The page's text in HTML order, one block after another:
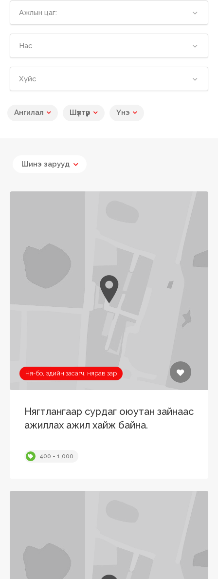
Ажлын цаг:
Нас
Хүйс
Ангилал Шүүлтүүр Үнэ
Шинэ зарууд
Ня-бо, эдийн засагч, нярав зар
Нягтлангаар сурдаг оюутан зайнаас
ажиллах ажил хайж байна.
400 - 1,000